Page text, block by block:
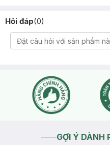
Hỏi đáp(0)
GỢI Ý DÀNH